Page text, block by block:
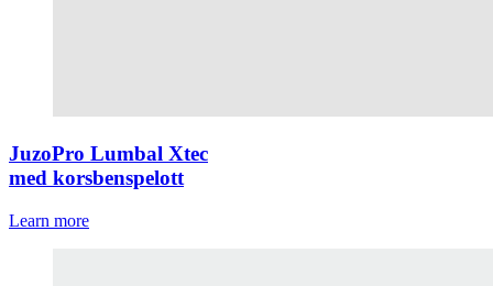
JuzoPro Lumbal Xtec
med korsbenspelott
Learn more